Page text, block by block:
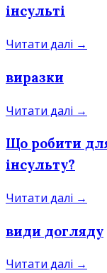
інсульті
Читати далі →
виразки
Читати далі →
Що робити
інсульту?
Читати далі →
види догляду
Читати далі →